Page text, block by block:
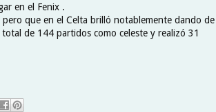
en el Fenix .
que en el Celta brilló notablemente dando de
de 144 partidos como celeste y realizó 31